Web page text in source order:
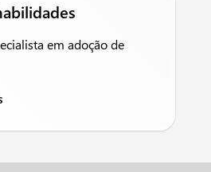
em adoção de